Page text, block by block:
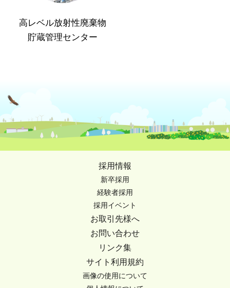
高レベル放射性廃棄物
貯蔵管理センター
採用情報
新卒採用
経験者採用
採用イベント
お取引先様へ
お問い合わせ
リンク集
サイト利用規約
画像の使用について